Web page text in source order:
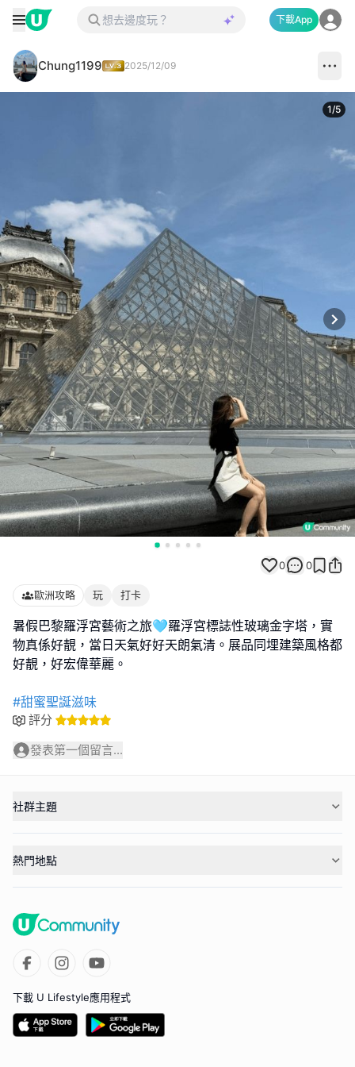
下載App
Chung1199 2025/12/09
1/5
0 0
歐洲攻略 玩 打卡
暑假巴黎羅浮宮藝術之旅🩵羅浮宮標誌性玻璃金字塔，實
物真係好靚，當日天氣好好天朗氣清。展品同埋建築風格都
好靚，好宏偉華麗。
#甜蜜聖誕滋味
評分
發表第一個留言...
社群主題
熱門地點
下載 U Lifestyle應用程式